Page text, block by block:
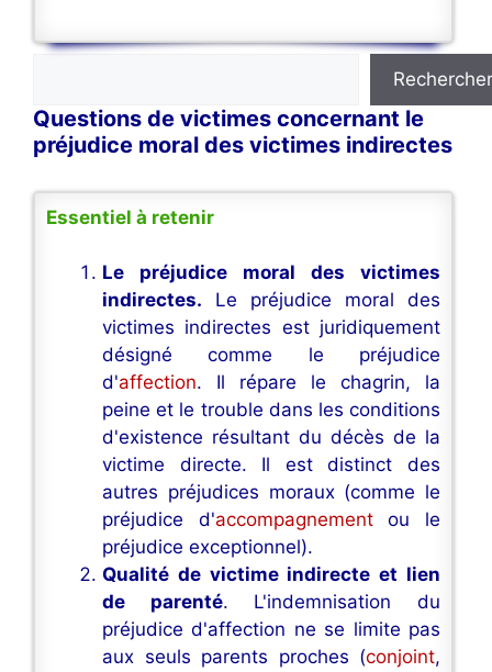
Rechercher
Questions de victimes concernant le
préjudice moral des victimes indirectes
Essentiel à retenir
Le préjudice moral des victimes
indirectes. Le préjudice moral des
victimes indirectes est juridiquement
désigné comme le préjudice
d'affection. Il répare le chagrin, la
peine et le trouble dans les conditions
d'existence résultant du décès de la
victime directe. Il est distinct des
autres préjudices moraux (comme le
préjudice d'accompagnementou le
préjudice exceptionnel).
Qualité de victime indirecte et lien
de parenté. L'indemnisation du
préjudice d'affection ne se limite pas
aux seuls parents proches (conjoint,